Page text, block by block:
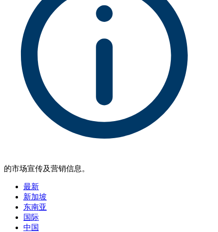
的市场宣传及营销信息。
最新
新加坡
东南亚
国际
中国